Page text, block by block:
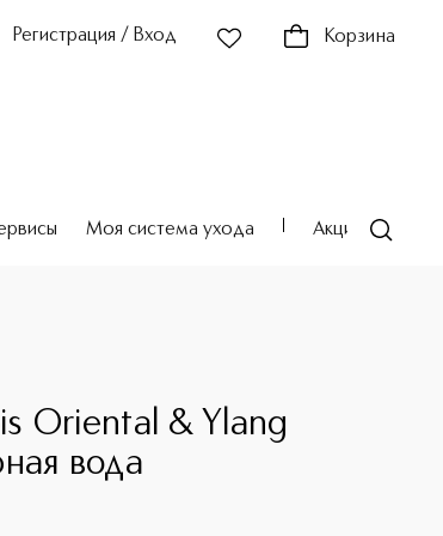
Регистрация / Вход Корзина
Моя система ухода Акции
Oriental & Ylang
вода